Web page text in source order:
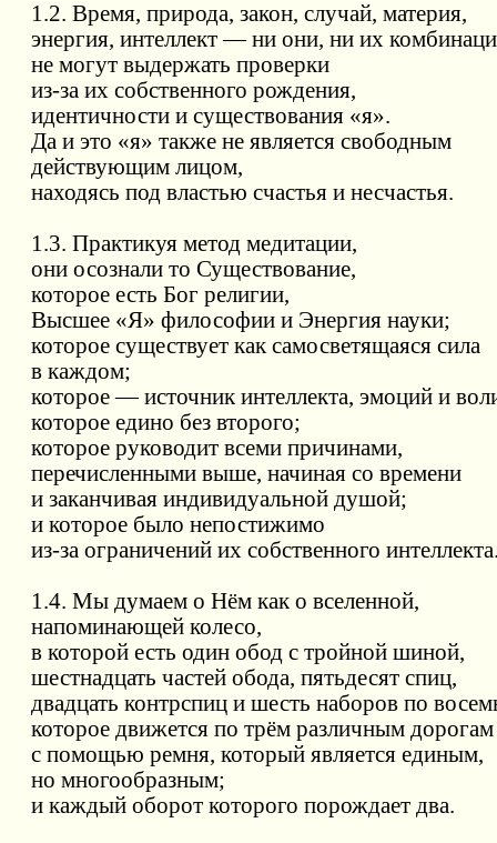
1.2. Время, природа, закон, случай, материя,
энергия, интеллект — ни они, ни их
не могут выдержать проверки
из-за их собственного рождения,
идентичности и существования «я».
Да и это «я» также не является свободным
действующим лицом,
находясь под властью счастья и несчастья.
1.3. Практикуя метод медитации,
они осознали то Существование,
которое есть Бог религии,
Высшее «Я» философии и Энергия науки;
которое существует как самосветящаяся сила
в каждом;
которое — источник интеллекта, эмоций и
которое едино без второго;
которое руководит всеми причинами,
перечисленными выше, начиная со времени
и заканчивая индивидуальной душой;
и которое было непостижимо
из-за ограничений их собственного
1.4. Мы думаем о Нём как о вселенной,
напоминающей колесо,
в которой есть один обод с тройной шиной,
шестнадцать частей обода, пятьдесят спиц,
двадцать контрспиц и шесть наборов по
которое движется по трём различным дорогам
с помощью ремня, который является единым,
но многообразным;
и каждый оборот которого порождает два.